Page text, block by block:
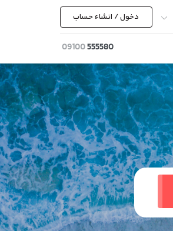
دخول / انشاء حساب
555580
09100